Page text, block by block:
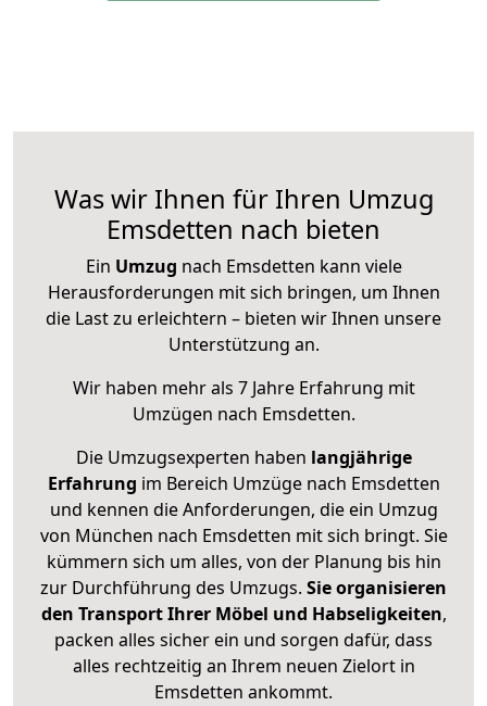
Was wir Ihnen für Ihren Umzug
Emsdetten nach bieten
Ein Umzug nach Emsdetten kann viele
Herausforderungen mit sich bringen, um Ihnen
die Last zu erleichtern – bieten wir Ihnen unsere
Unterstützung an.
Wir haben mehr als 7 Jahre Erfahrung mit
Umzügen nach Emsdetten.
Die Umzugsexperten haben langjährige
Erfahrung im Bereich Umzüge nach Emsdetten
und kennen die Anforderungen, die ein Umzug
von München nach Emsdetten mit sich bringt. Sie
kümmern sich um alles, von der Planung bis hin
zur Durchführung des Umzugs. Sie organisieren
den Transport Ihrer Möbel und Habseligkeiten,
packen alles sicher ein und sorgen dafür, dass
alles rechtzeitig an Ihrem neuen Zielort in
Emsdetten ankommt.